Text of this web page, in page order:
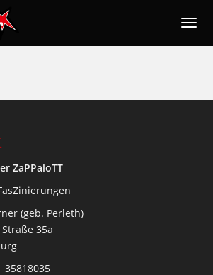
ZaPPaloTT
(geb. Perleth)
35a
35818035